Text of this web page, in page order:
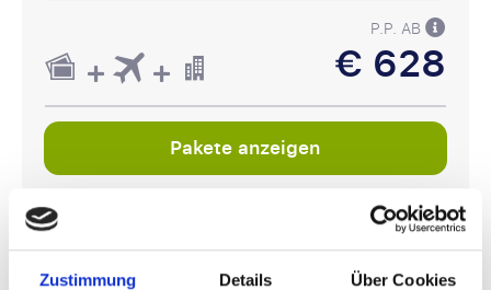
Zustimmung Details Über Cookies
P.P. AB
€ 628
Pakete anzeigen